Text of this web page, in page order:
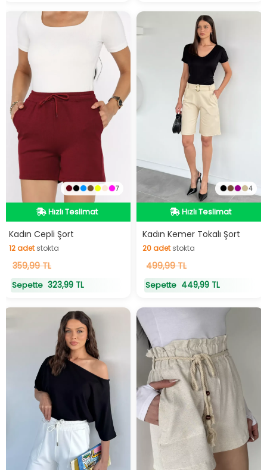
7
Hızlı Teslimat
Hızlı Teslimat
Kadın Cepli Şort
12adetstokta
12adetstokta
359,99 TL
Sepette 323,99 TL
4
Hızlı Teslimat
Hızlı Teslimat
Kadın Kemer Tokalı Şort
20adetstokta
20adetstokta
499,99 TL
Sepette 449,99 TL